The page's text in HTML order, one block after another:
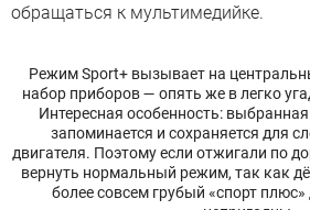
обращаться к мультимедийке.
Режим Sport+ вызывает на
набор приборов — опять же в легко
Интересная особенность:
запоминается и сохраняется для
двигателя. Поэтому если отжигали по
вернуть нормальный режим, так как
более совсем грубый «спорт